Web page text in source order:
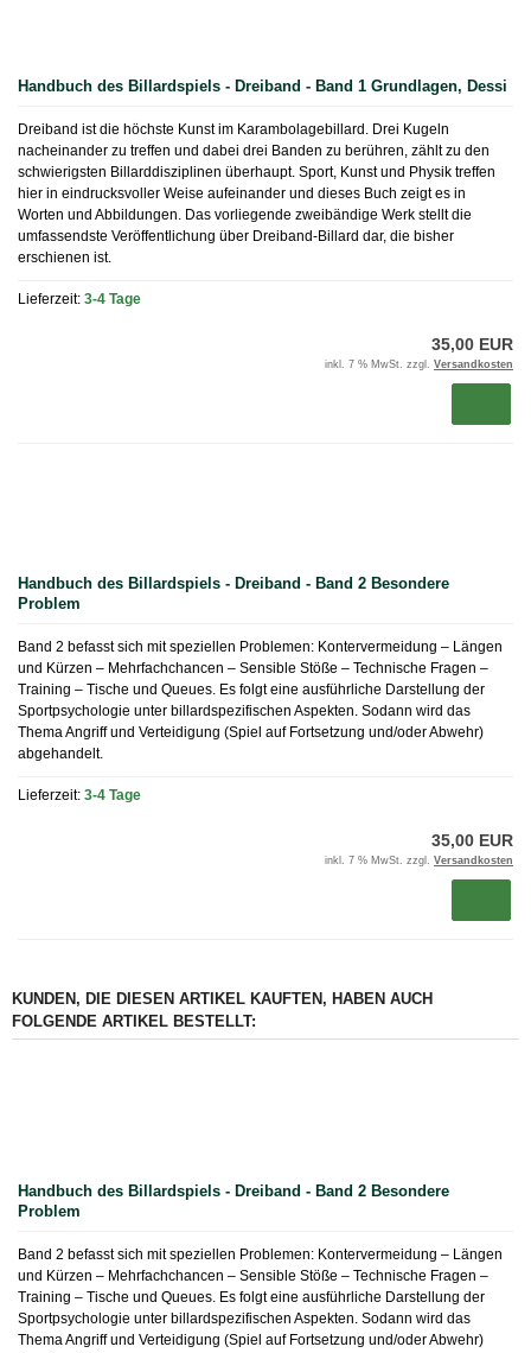
Handbuch des Billardspiels - Dreiband - Band 1 Grundlagen, Dessi
Dreiband ist die höchste Kunst im Karambolagebillard. Drei Kugeln
nacheinander zu treffen und dabei drei Banden zu berühren, zählt zu den
schwierigsten Billarddisziplinen überhaupt. Sport, Kunst und Physik treffen
hier in eindrucksvoller Weise aufeinander und dieses Buch zeigt es in
Worten und Abbildungen. Das vorliegende zweibändige Werk stellt die
umfassendste Veröffentlichung über Dreiband-Billard dar, die bisher
erschienen ist.
Lieferzeit: 3-4 Tage
35,00 EUR
inkl. 7 % MwSt. zzgl. Versandkosten
Handbuch des Billardspiels - Dreiband - Band 2 Besondere
Problem
Band 2 befasst sich mit speziellen Problemen: Kontervermeidung – Längen
und Kürzen – Mehrfachchancen – Sensible Stöße – Technische Fragen –
Training – Tische und Queues. Es folgt eine ausführliche Darstellung der
Sportpsychologie unter billardspezifischen Aspekten. Sodann wird das
Thema Angriff und Verteidigung (Spiel auf Fortsetzung und/oder Abwehr)
abgehandelt.
Lieferzeit: 3-4 Tage
35,00 EUR
inkl. 7 % MwSt. zzgl. Versandkosten
KUNDEN, DIE DIESEN ARTIKEL KAUFTEN, HABEN AUCH
FOLGENDE ARTIKEL BESTELLT:
Handbuch des Billardspiels - Dreiband - Band 2 Besondere
Problem
Band 2 befasst sich mit speziellen Problemen: Kontervermeidung – Längen
und Kürzen – Mehrfachchancen – Sensible Stöße – Technische Fragen –
Training – Tische und Queues. Es folgt eine ausführliche Darstellung der
Sportpsychologie unter billardspezifischen Aspekten. Sodann wird das
Thema Angriff und Verteidigung (Spiel auf Fortsetzung und/oder Abwehr)